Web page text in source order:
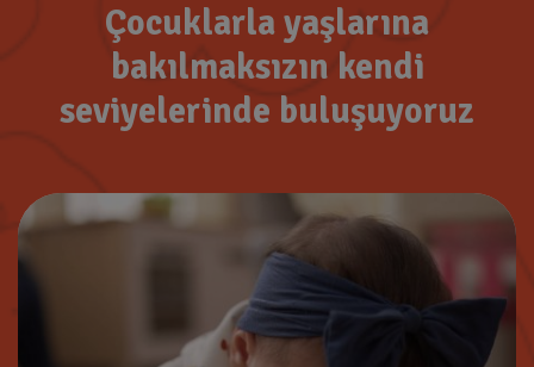
Çocuklarla yaşlarına
bakılmaksızın kendi
seviyelerinde buluşuyoruz